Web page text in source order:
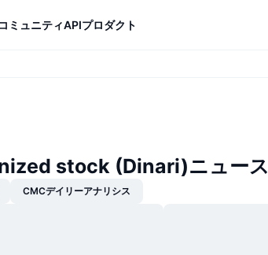
コミュニティAPIプロダクト
stock (Dinari)ニュース
CMCデイリーアナリシス